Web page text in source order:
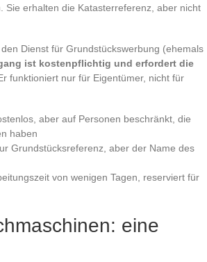
Sie erhalten die Katasterreferenz, aber nicht
Dienst für Grundstückswerbung (ehemals
ist kostenpflichtig und erfordert die
funktioniert nur für Eigentümer, nicht für
aber auf Personen beschränkt, die
haben
Grundstücksreferenz, aber der Name des
von wenigen Tagen, reserviert für
eine